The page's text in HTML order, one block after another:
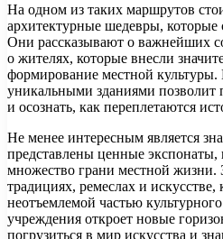
На одном из таких маршрутов
архитектурные шедевры, которые
Они рассказывают о важнейших
о жителях, которые внесли
формирование местной
уникальными зданиями позволит
и осознать, как переплетаются
Не менее интересным является
представлены ценные
множество грани местной жизни.
традициях, ремеслах и искусстве,
неотъемлемой частью
учреждения откроет новые
погрузиться в мир искусства и